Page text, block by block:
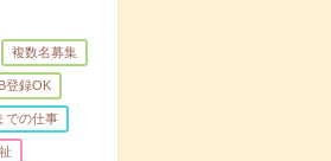
複数名募集
登録OK
での仕事